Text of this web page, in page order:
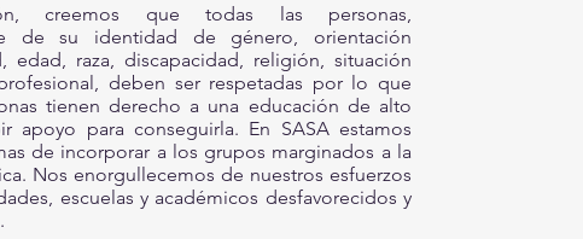
creemos que todas las personas,
de su identidad de género, orientación
edad, raza, discapacidad, religión, situación
deben ser respetadas por lo que
tienen derecho a una educación de alto
apoyo para conseguirla. En SASA estamos
de incorporar a los grupos marginados a la
Nos enorgullecemos de nuestros esfuerzos
escuelas y académicos desfavorecidos y